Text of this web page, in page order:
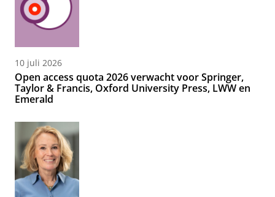
10 juli 2026
Open access quota 2026 verwacht voor Springer,
Taylor & Francis, Oxford University Press, LWW en
Emerald